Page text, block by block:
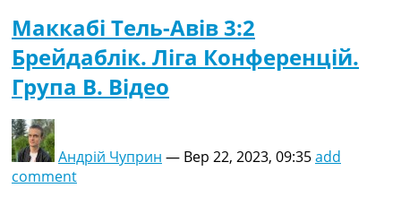
Маккабі Тель-Авів 3:2
Брейдаблік. Ліга Конференцій.
Група B. Відео
Андрій Чуприн — Вер 22, 2023, 09:35add
comment